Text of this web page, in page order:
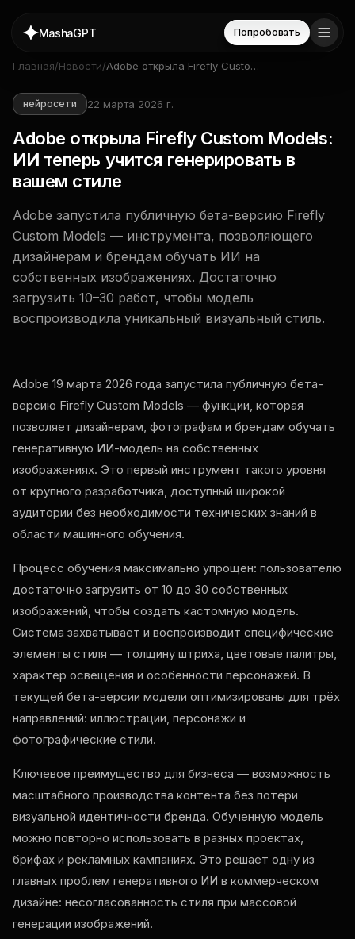
MashaGPT Попробовать
Главная/Новости/Adobe открыла Firefly Custom
нейросети 22 марта 2026 г.
Adobe открыла Firefly Custom Models:
ИИ теперь учится генерировать в
вашем стиле
Adobe запустила публичную бета-версию Firefly
Custom Models — инструмента, позволяющего
дизайнерам и брендам обучать ИИ на
собственных изображениях. Достаточно
загрузить 10–30 работ, чтобы модель
воспроизводила уникальный визуальный стиль.
Adobe 19 марта 2026 года запустила публичную бета-
версию Firefly Custom Models — функции, которая
позволяет дизайнерам, фотографам и брендам обучать
генеративную ИИ-модель на собственных
изображениях. Это первый инструмент такого уровня
от крупного разработчика, доступный широкой
аудитории без необходимости технических знаний в
области машинного обучения.
Процесс обучения максимально упрощён: пользователю
достаточно загрузить от 10 до 30 собственных
изображений, чтобы создать кастомную модель.
Система захватывает и воспроизводит специфические
элементы стиля — толщину штриха, цветовые палитры,
характер освещения и особенности персонажей. В
текущей бета-версии модели оптимизированы для трёх
направлений: иллюстрации, персонажи и
фотографические стили.
Ключевое преимущество для бизнеса — возможность
масштабного производства контента без потери
визуальной идентичности бренда. Обученную модель
можно повторно использовать в разных проектах,
брифах и рекламных кампаниях. Это решает одну из
главных проблем генеративного ИИ в коммерческом
дизайне: несогласованность стиля при массовой
генерации изображений.